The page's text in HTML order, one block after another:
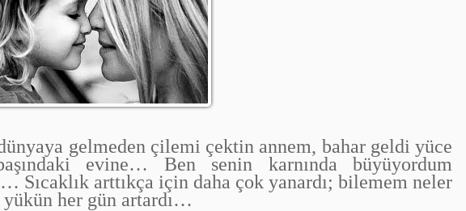
gelmeden çilemi çektin annem, bahar geldi yüce
evine… Ben senin karnında büyüyordum
Sıcaklık arttıkça için daha çok yanardı; bilemem neler
her gün artardı…